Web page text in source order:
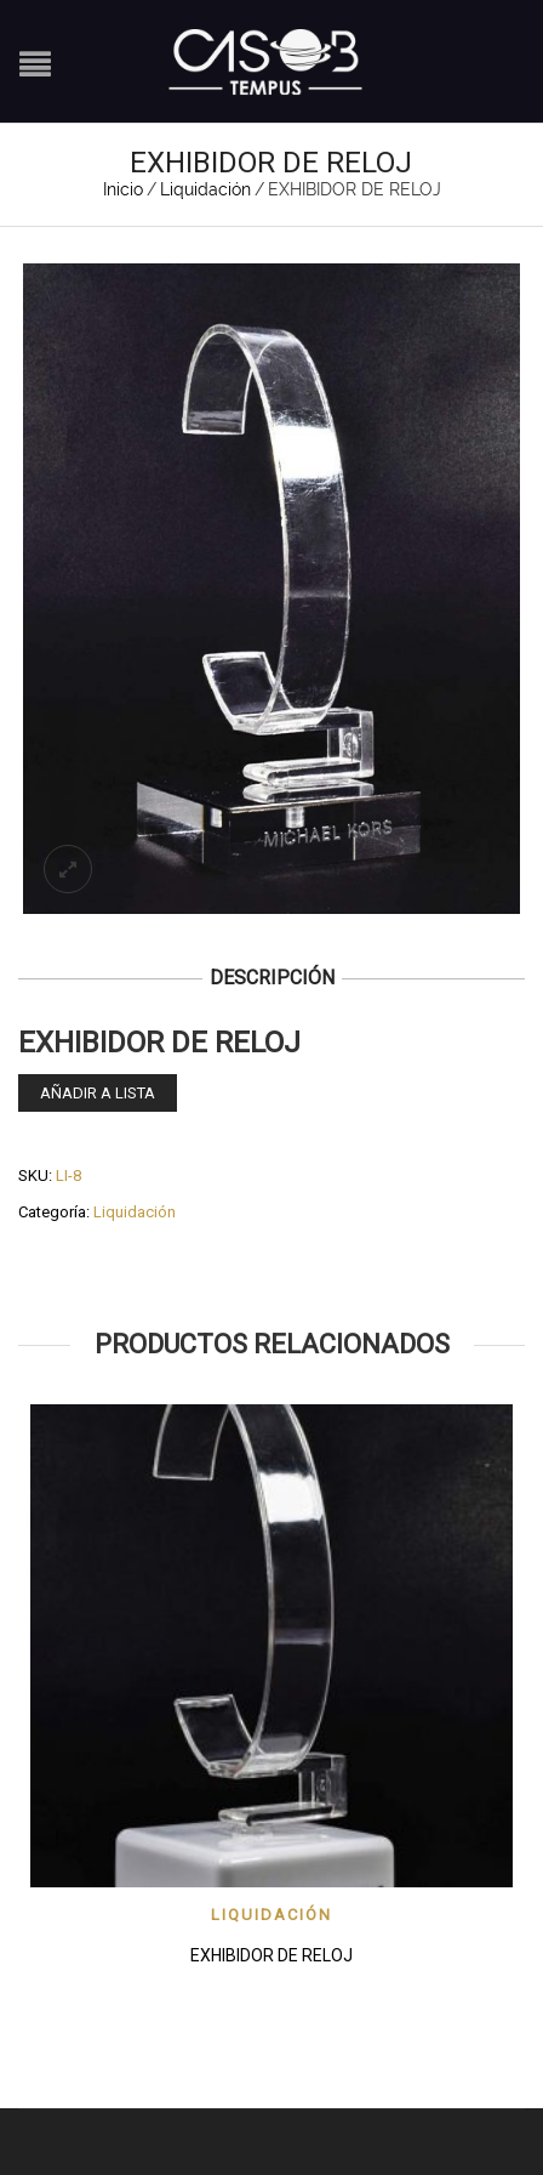
EXHIBIDOR DE RELOJ
Inicio / Liquidación / EXHIBIDOR DE RELOJ
DESCRIPCIÓN
EXHIBIDOR DE RELOJ
AÑADIR A LISTA
SKU: LI-8
Categoría: Liquidación
PRODUCTOS RELACIONADOS
LIQUIDACIÓN
EXHIBIDOR DE RELOJ